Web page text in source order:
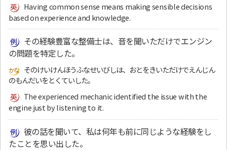
Having common sense means making sensible decisions
based on experience and knowledge.
その経験豊富な整備士は、音を聞いただけでエンジン
の問題を特定した。
そのけいけんほうふなせいびしは、おとをきいただけでえんじん
のもんだいをとくていした。
The experienced mechanic identified the issue with the
engine just by listening to it.
彼の話を聞いて、私は何年も前に同じような経験をし
たことを思い出した。